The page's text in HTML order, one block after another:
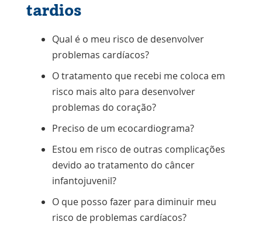
tardios
Qual é o meu risco de desenvolver
problemas cardíacos?
O tratamento que recebi me coloca em
risco mais alto para desenvolver
problemas do coração?
Preciso de um ecocardiograma?
Estou em risco de outras complicações
devido ao tratamento do câncer
infantojuvenil?
O que posso fazer para diminuir meu
risco de problemas cardíacos?